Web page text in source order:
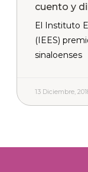
cuento y
El Instituto
(IEES)
sinaloenses
13 Diciembre,